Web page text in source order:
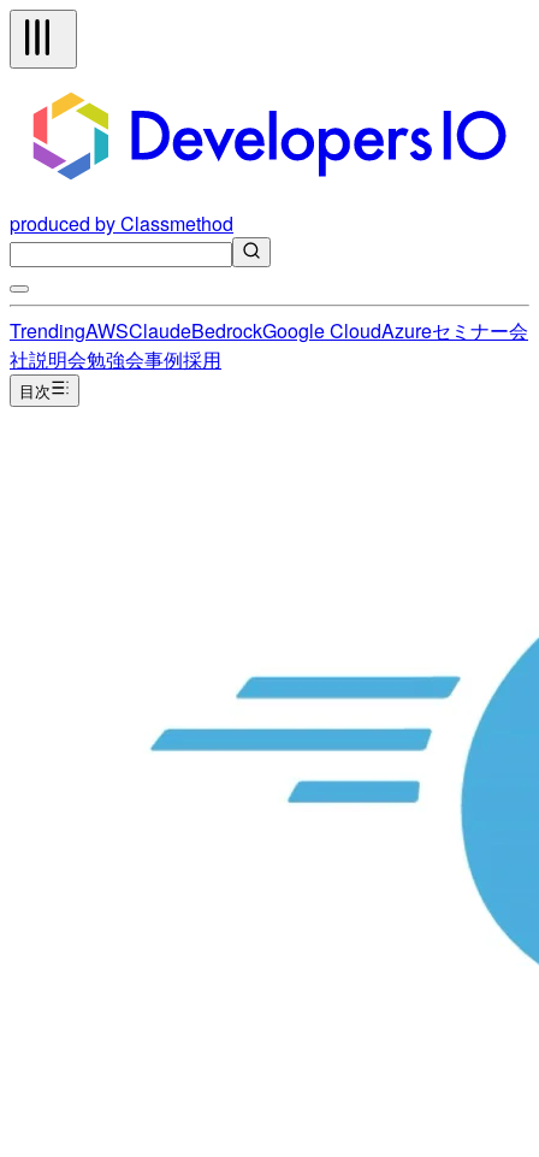
produced by Classmethod
TrendingAWSClaudeBedrockGoogle CloudAzureセミナー会
社説明会勉強会事例採用
目次